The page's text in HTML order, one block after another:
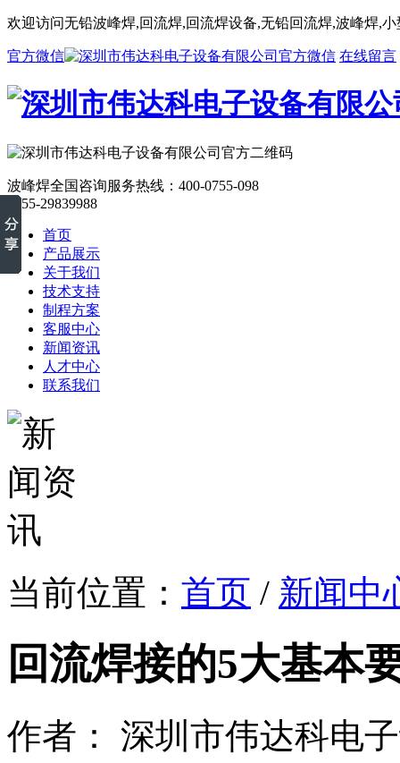
欢迎访问无铅波峰焊,回流焊,回流焊设备,无铅回流焊,波峰焊,
官方微信 在线留言
波峰焊全国咨询服务热线： 400-0755-098
0755-29839988
首页
产品展示
关于我们
技术支持
制程方案
客服中心
新闻资讯
人才中心
联系我们
当前位置： 首页 / 新闻中
回流焊接的5大基本
作者： 深圳市伟达科电